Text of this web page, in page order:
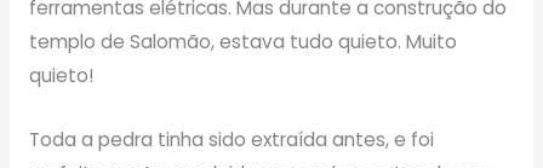
ferramentas elétricas. Mas durante a construção do
templo de Salomão, estava tudo quieto. Muito
quieto!
Toda a pedra tinha sido extraída antes, e foi